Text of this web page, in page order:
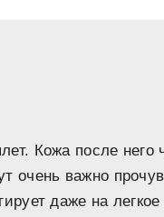
Кожа после него
очень важно
даже на